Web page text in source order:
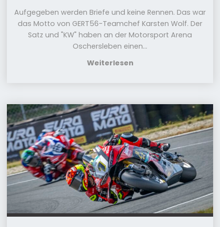
Aufgegeben werden Briefe und keine Rennen. Das war
das Motto von GERT56-Teamchef Karsten Wolf. Der
Satz und "KW" haben an der Motorsport Arena
Oschersleben einen...
Weiterlesen